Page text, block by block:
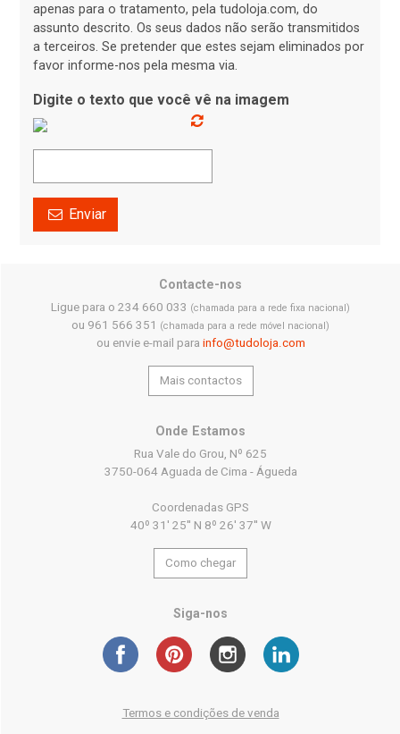
apenas para o tratamento, pela tudoloja.com, do
assunto descrito. Os seus dados não serão transmitidos
a terceiros. Se pretender que estes sejam eliminados por
favor informe-nos pela mesma via.
Digite o texto que você vê na imagem
Enviar
Contacte-nos
Ligue para o 234 660 033 (chamada para a rede fixa nacional)
ou 961 566 351 (chamada para a rede móvel nacional)
ou envie e-mail para info@tudoloja.com
Mais contactos
Onde Estamos
Rua Vale do Grou, Nº 625
3750-064 Aguada de Cima - Águeda
Coordenadas GPS
40º 31' 25'' N 8º 26' 37'' W
Como chegar
Siga-nos
Termos e condições de venda